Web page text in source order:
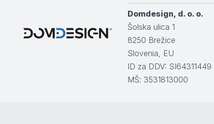
Domdesign, d. o. o.
Šolska ulica 1
8250 Brežice
Slovenia, EU
ID za DDV: SI64311449
MŠ: 3531813000